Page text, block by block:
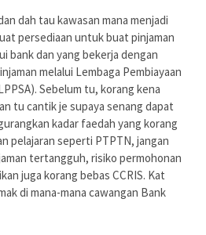
dah tau kawasan mana menjadi
persediaan untuk buat pinjaman
bank dan yang bekerja dengan
melalui Lembaga Pembiayaan
Sebelum tu, korang kena
tu cantik je supaya senang dapat
kadar faedah yang korang
pelajaran seperti PTPTN, jangan
tertangguh, risiko permohonan
juga korang bebas CCRIS. Kat
di mana-mana cawangan Bank